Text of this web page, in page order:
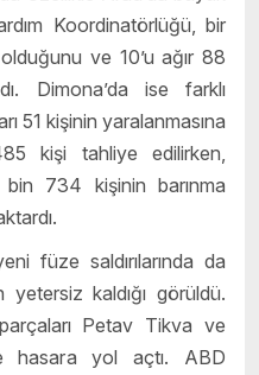
Koordinatörlüğü, bir
ve 10’u ağır 88
Dimona’da ise farklı
51 kişinin yaralanmasına
kişi tahliye edilirken,
734 kişinin barınma
füze saldırılarında da
kaldığı görüldü.
Petav Tikva ve
hasara yol açtı. ABD